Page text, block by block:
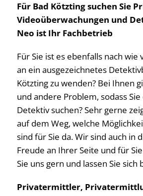
Für Bad Kötzting suchen Sie
Videoüberwachungen und
Neo ist Ihr Fachbetrieb
Für Sie ist es ebenfalls nach wie
an ein ausgezeichnetes
Kötzting zu wenden? Bei Ihnen
und andere Problem, sodass
Detektiv suchen? Sehr gerne
auf dem Weg, welche
sind für Sie da. Wir sind auch in
Freude an Ihrer Seite und für
Sie uns gern und lassen Sie sich
Privatermittler,